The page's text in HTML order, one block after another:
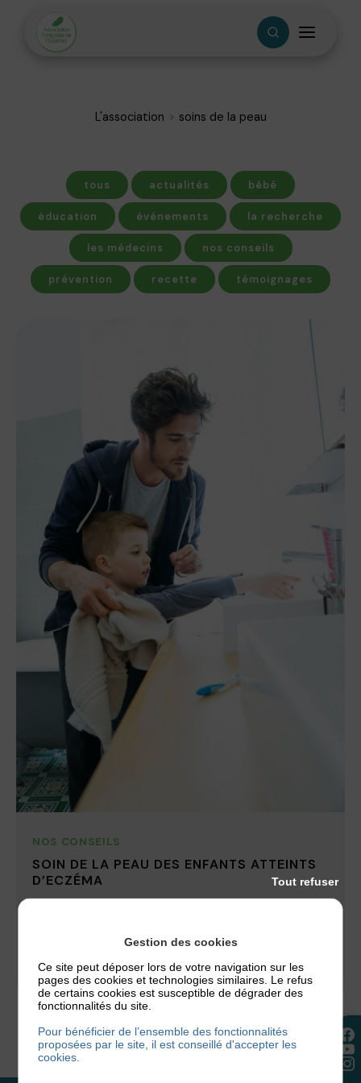
L'association soins de la peau
tous actualités bébé
éducation événements la recherche
les médecins nos conseils
prévention recette témoignages
NOS CONSEILS
SOIN DE LA PEAU DES ENFANTS ATTEINTS
D’ECZÉMA
des enfants atteints...
18 avril 2017
Gestion des cookies
Ce site peut déposer lors de votre navigation sur les
pages des cookies et technologies similaires. Le refus
de certains cookies est susceptible de dégrader des
fonctionnalités du site.
Pour bénéficier de l’ensemble des fonctionnalités
proposées par le site, il est conseillé d'accepter les
cookies.
Tout refuser